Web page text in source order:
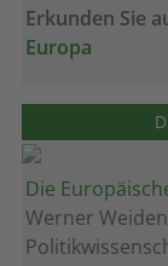
Erkunden Sie
Europa
Die
Werner